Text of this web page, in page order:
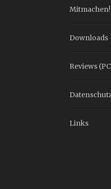
Mitmachen!
Downloads
Reviews
Links